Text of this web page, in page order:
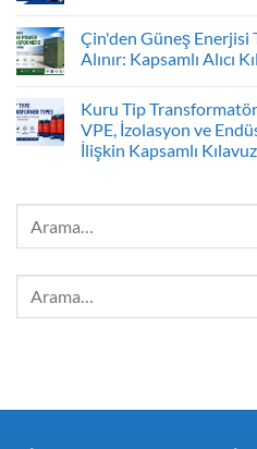
Çin'den Güneş Enerjisi
Alınır: Kapsamlı Alıcı
Kuru Tip
VPE, İzolasyon ve
İlişkin Kapsamlı